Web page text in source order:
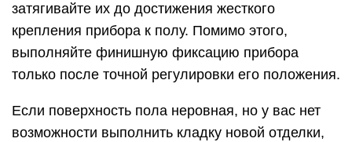
затягивайте их до достижения жесткого
крепления прибора к полу. Помимо этого,
выполняйте финишную фиксацию прибора
только после точной регулировки его положения.
Если поверхность пола неровная, но у вас нет
возможности выполнить кладку новой отделки,